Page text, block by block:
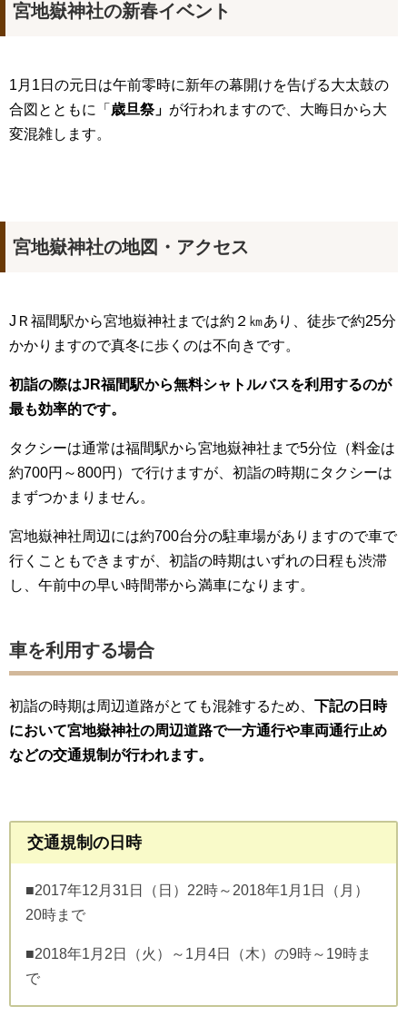
宮地嶽神社の新春イベント
1月1日の元日は午前零時に新年の幕開けを告げる大太鼓の
合図とともに「 歳旦祭」 が行われますので、大晦日から大
変混雑します。
宮地嶽神社の地図・アクセス
JＲ福間駅から宮地嶽神社までは約２㎞あり、徒歩で約25分
かかりますので真冬に歩くのは不向きです。
初詣の際はJR福間駅から無料シャトルバスを利用するのが
最も効率的です。
タクシーは通常は福間駅から宮地嶽神社まで5分位（料金は
約700円～800円）で行けますが、初詣の時期にタクシーは
まずつかまりません。
宮地嶽神社周辺には約700台分の駐車場がありますので車で
行くこともできますが、初詣の時期はいずれの日程も渋滞
し、午前中の早い時間帯から満車になります。
車を利用する場合
初詣の時期は周辺道路がとても混雑するため、 下記の日時
において宮地嶽神社の周辺道路で一方通行や車両通行止め
などの交通規制が行われます。
交通規制の日時
■2017年12月31日（日）22時～2018年1月1日（月）
20時まで
■2018年1月2日（火）～1月4日（木）の9時～19時ま
で